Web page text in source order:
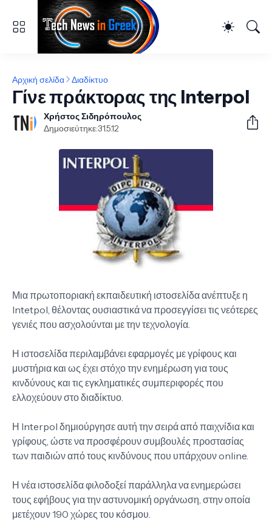
Αρχική σελίδα Διαδίκτυο
Γίνε πράκτορας της Interpol
Χρήστος Σιδηρόπουλος
Δημοσιεύτηκε:31.5.12
Μια πρωτοποριακή εκπαιδευτική ιστοσελίδα ανέπτυξε η
Intetpol, θέλοντας ουσιαστικά να προσεγγίσει τις νεότερες
γενιές που ασχολούνται με την τεχνολογία.
Η ιστοσελίδα περιλαμβάνει εφαρμογές με γρίφους και
μυστήρια και ως έχει στόχο την ενημέρωση για τους
κινδύνους και τις εγκληματικές συμπεριφορές που
ελλοχεύουν στο διαδίκτυο.
Η Interpol δημιούργησε αυτή την σειρά από παιχνίδια και
γρίφους, ώστε να προσφέρουν συμβουλές προστασίας
των παιδιών από τους κινδύνους που υπάρχουν online.
Η νέα ιστοσελίδα φιλοδοξεί παράλληλα να ενημερώσει
τους εφήβους για την αστυνομική οργάνωση, στην οποία
μετέχουν 190 χώρες του κόσμου.